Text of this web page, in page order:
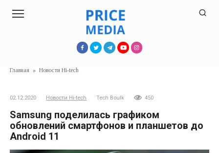
Главная » Новости Hi-tech
02.12.2020 Новости Hi-tech Tech Boulk 450
Samsung поделилась графиком
обновлений смартфонов и планшетов до
Android 11